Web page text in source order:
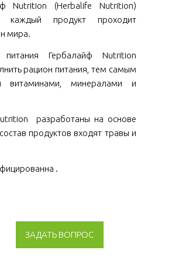
Nutrition (Herbalife Nutrition)
каждый продукт проходит
мира.
питания Гербалайф Nutrition
рацион питания, тем самым
витаминами, минералами и
разработаны на основе
продуктов входят травы и
.
ЗАДАТЬ ВОПРОС